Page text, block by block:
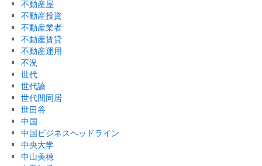
不動産屋
不動産投資
不動産業者
不動産賃貸
不動産運用
不況
世代
世代論
世代間同居
世田谷
中国
中国ビジネスヘッドライン
中央大学
中山美穂